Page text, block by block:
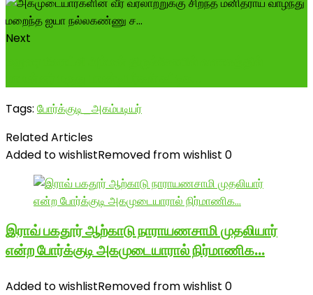
Next
Tags: போர்க்குடி_அகம்படியர்
Related Articles
Added to wishlistRemoved from wishlist 0
இராவ் பகதூர் ஆற்காடு நாராயணசாமி முதலியார்
என்ற போர்க்குடி அகமுடையாரால் நிர்மாணிக…
Added to wishlistRemoved from wishlist 0